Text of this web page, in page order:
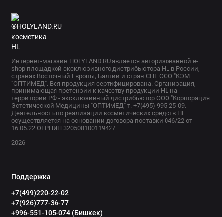
Интернет-магазин HOLYLAND.RU является авторизованной e-
shop площадкой эксклюзивного дистрибьютора HL в России,
странах Восточный Европы, Балтии и стран СНГ ООО "КЭМ
"ОПТИМЕД". Вся продукция сертифицирована. Организация,
принимающая претензии к качеству продукции HL на
территории РФ - эксклюзивный дистрибьютор ООО "Корпорация
Эстетической Медицины "ОПТИМЕД" т. +7(495) 995-25-09.
Деятельность по реализации косметических средств HL
осуществляется на основании договора поставки 046/22 от
16.05.22 ОГРНИП 320508100119427
2026
Поддержка
+7(499)220-22-02
+7(926)777-36-77
+996-551-105-074 (Бишкек)